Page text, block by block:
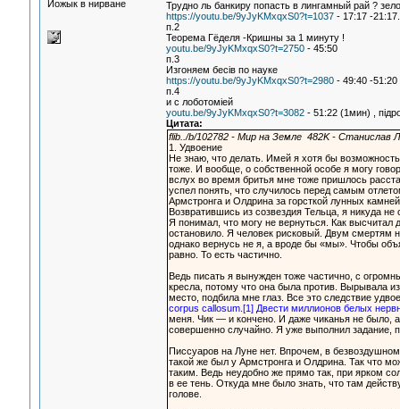
Йожык в нирване
Трудно ль банкиру попасть в лингамный рай ?
https://youtu.be/9yJyKMxqxS0?t=1037- 17:17 -
п.2
Теорема Гёделя -Кришны за 1 минуту !
youtu.be/9yJyKMxqxS0?t=2750- 45:50
п.3
Изгоняем бесiв по науке
https://youtu.be/9yJyKMxqxS0?t=2980- 49:40 -
п.4
и с лоботомiей
youtu.be/9yJyKMxqxS0?t=3082- 51:22 (1мин) ,
Цитата:
flib../b/102782 - Мир на Земле 482K - Станислав
1. Удвоение
Не знаю, что делать. Имей я хотя бы
тоже. И вообще, о собственной особе я могу
вслух во время бритья мне тоже пришлось
успел понять, что случилось перед самым
Армстронга и Олдрина за горсткой лунных
Возвратившись из созвездия Тельца, я никуда
Я понимал, что могу не вернуться. Как
остановило. Я человек рисковый. Двум смертям
однако вернусь не я, а вроде бы «мы». Чтобы
равно. То есть частично.
Ведь писать я вынужден тоже частично, с
кресла, потому что она была против. Вырывала
место, подбила мне глаз. Все это следствие
corpus callosum.[1] Двести миллионов белых
меня. Чик — и кончено. И даже чиканья не было,
совершенно случайно. Я уже выполнил задание,
Писсуаров на Луне нет. Впрочем, в
такой же был у Армстронга и Олдрина. Так что
таким. Ведь неудобно же прямо так, при ярком
в ее тень. Откуда мне было знать, что там
голове.